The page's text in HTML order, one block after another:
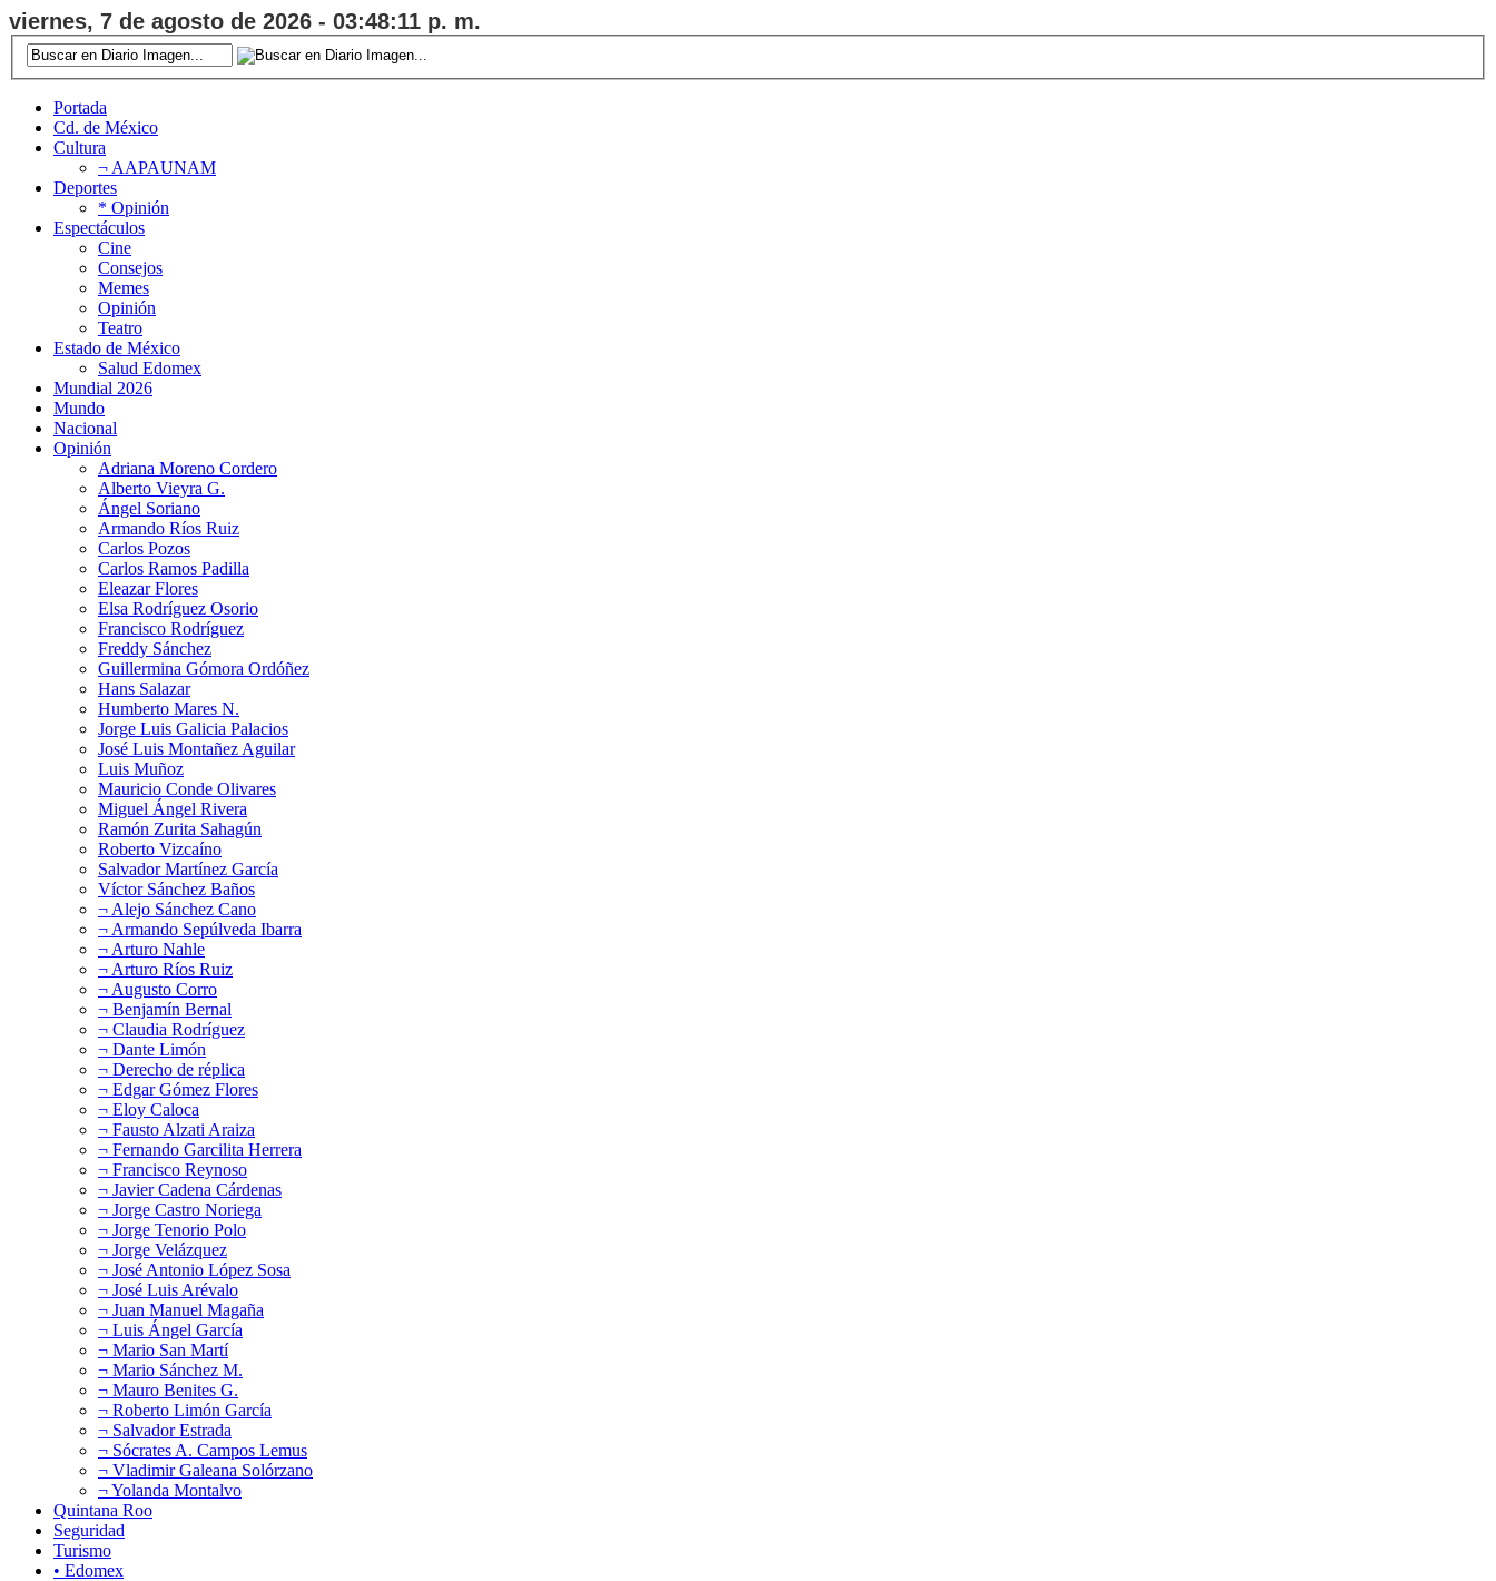
viernes, 7 de agosto de 2026 - 03:48:12 p. m.
Portada
Cd. de México
Cultura
¬ AAPAUNAM
Deportes
* Opinión
Espectáculos
Cine
Consejos
Memes
Opinión
Teatro
Estado de México
Salud Edomex
Mundial 2026
Mundo
Nacional
Opinión
Adriana Moreno Cordero
Alberto Vieyra G.
Ángel Soriano
Armando Ríos Ruiz
Carlos Pozos
Carlos Ramos Padilla
Eleazar Flores
Elsa Rodríguez Osorio
Francisco Rodríguez
Freddy Sánchez
Guillermina Gómora Ordóñez
Hans Salazar
Humberto Mares N.
Jorge Luis Galicia Palacios
José Luis Montañez Aguilar
Luis Muñoz
Mauricio Conde Olivares
Miguel Ángel Rivera
Ramón Zurita Sahagún
Roberto Vizcaíno
Salvador Martínez García
Víctor Sánchez Baños
¬ Alejo Sánchez Cano
¬ Armando Sepúlveda Ibarra
¬ Arturo Nahle
¬ Arturo Ríos Ruiz
¬ Augusto Corro
¬ Benjamín Bernal
¬ Claudia Rodríguez
¬ Dante Limón
¬ Derecho de réplica
¬ Edgar Gómez Flores
¬ Eloy Caloca
¬ Fausto Alzati Araiza
¬ Fernando Garcilita Herrera
¬ Francisco Reynoso
¬ Javier Cadena Cárdenas
¬ Jorge Castro Noriega
¬ Jorge Tenorio Polo
¬ Jorge Velázquez
¬ José Antonio López Sosa
¬ José Luis Arévalo
¬ Juan Manuel Magaña
¬ Luis Ángel García
¬ Mario San Martí
¬ Mario Sánchez M.
¬ Mauro Benites G.
¬ Roberto Limón García
¬ Salvador Estrada
¬ Sócrates A. Campos Lemus
¬ Vladimir Galeana Solórzano
¬ Yolanda Montalvo
Quintana Roo
Seguridad
Turismo
• Edomex